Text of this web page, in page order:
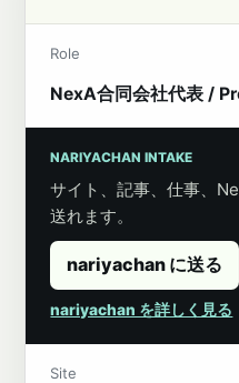
Role
NexA合同会社代表 /
NARIYACHAN INTAKE
サイト、記事、仕事、
送れます。
nariyachan に送る
nariyachan を詳しく見る
Site